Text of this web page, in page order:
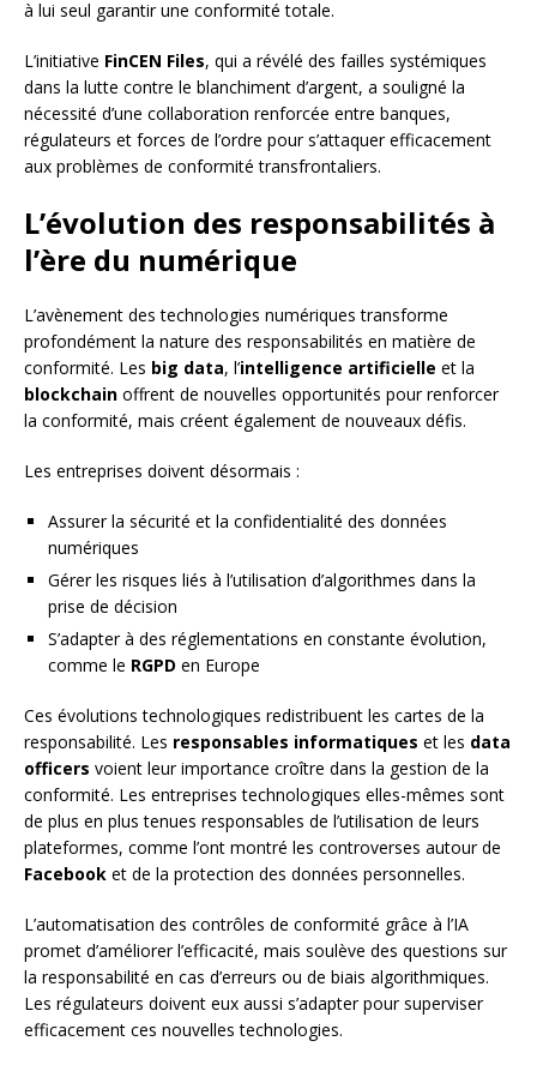
à lui seul garantir une conformité totale.
L’initiative FinCEN Files, qui a révélé des failles systémiques
dans la lutte contre le blanchiment d’argent, a souligné la
nécessité d’une collaboration renforcée entre banques,
régulateurs et forces de l’ordre pour s’attaquer efficacement
aux problèmes de conformité transfrontaliers.
L’évolution des responsabilités à
l’ère du numérique
L’avènement des technologies numériques transforme
profondément la nature des responsabilités en matière de
conformité. Les big data, l’intelligence artificielle et la
blockchain offrent de nouvelles opportunités pour renforcer
la conformité, mais créent également de nouveaux défis.
Les entreprises doivent désormais :
Assurer la sécurité et la confidentialité des données
numériques
Gérer les risques liés à l’utilisation d’algorithmes dans la
prise de décision
S’adapter à des réglementations en constante évolution,
comme le RGPD en Europe
Ces évolutions technologiques redistribuent les cartes de la
responsabilité. Les responsables informatiques et les data
officers voient leur importance croître dans la gestion de la
conformité. Les entreprises technologiques elles-mêmes sont
de plus en plus tenues responsables de l’utilisation de leurs
plateformes, comme l’ont montré les controverses autour de
Facebook et de la protection des données personnelles.
L’automatisation des contrôles de conformité grâce à l’IA
promet d’améliorer l’efficacité, mais soulève des questions sur
la responsabilité en cas d’erreurs ou de biais algorithmiques.
Les régulateurs doivent eux aussi s’adapter pour superviser
efficacement ces nouvelles technologies.